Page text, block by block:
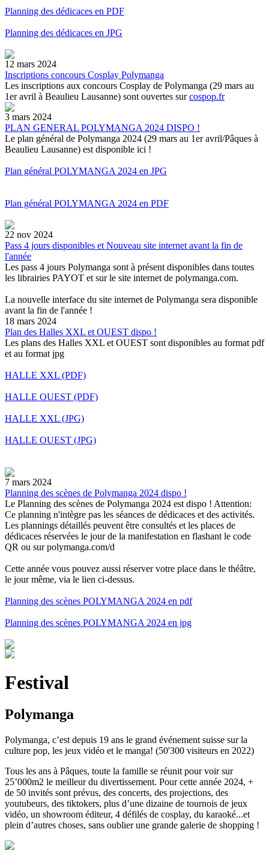
Planning des dédicaces en PDF
Planning des dédicaces en JPG
12 mars 2024
Inscriptions concours Cosplay Polymanga
Les inscriptions aux concours Cosplay de Polymanga (29 mars au
1er avril à Beaulieu Lausanne) sont ouvertes surcospop.fr
3 mars 2024
PLAN GENERAL POLYMANGA 2024 DISPO !
Le plan général de Polymanga 2024 (29 mars au 1er avril/Pâques à
Beaulieu Lausanne) est disponible ici !
Plan général POLYMANGA 2024 en JPG
Plan général POLYMANGA 2024 en PDF
22 nov 2024
Pass 4 jours disponibles et Nouveau site internet avant la fin de
l'année
Les pass 4 jours Polymanga sont à présent disponibles dans toutes
les librairies PAYOT et sur le site internet de polymanga.com.
La nouvelle interface du site internet de Polymanga sera disponible
avant la fin de l'année !
18 mars 2024
Plan des Halles XXL et OUEST dispo !
Les plans des Halles XXL et OUEST sont disponibles au format pdf
et au format jpg
HALLE XXL (PDF)
HALLE OUEST (PDF)
HALLE XXL (JPG)
HALLE OUEST (JPG)
7 mars 2024
Planning des scènes de Polymanga 2024 dispo !
Le Planning des scènes de Polymanga 2024 est dispo ! Attention:
Ce planning n'intègre pas les séances de dédicaces et des activités.
Les plannings détaillés peuvent être consultés et les places de
dédicaces réservées le jour de la manifestation en flashant le code
QR ou sur polymanga.com/d
Cette année vous pouvez aussi réserver votre place dans le théâtre,
le jour même, via le lien ci-dessus.
Planning des scènes POLYMANGA 2024 en pdf
Planning des scènes POLYMANGA 2024 en jpg
Festival
Polymanga
Polymanga, c’est depuis 19 ans le grand événement suisse sur la
culture pop, les jeux vidéo et le manga! (50'300 visiteurs en 2022)
Tous les ans à Pâques, toute la famille se réunit pour voir sur
25’000m2 le meilleur du divertissement. Pour cette année 2024, +
de 50 invités sont prévus, des concerts, des projections, des
youtubeurs, des tiktokers, plus d’une dizaine de tournois de jeux
vidéo, un showroom éditeur, 4 défilés de cosplay, du karaoké...et
plein d’autres choses, sans oublier une grande galerie de shopping !